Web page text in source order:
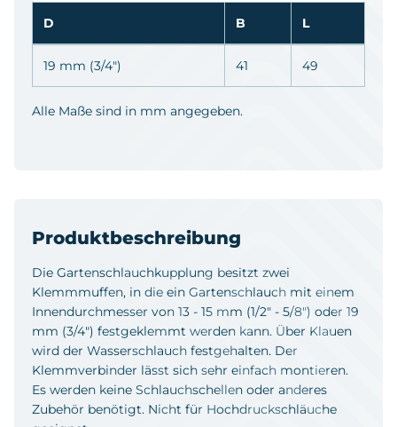
Produktbeschreibung
Die Gartenschlauchkupplung besitzt zwei
Klemmmuffen, in die ein Gartenschlauch mit einem
Innendurchmesser von 13 - 15 mm (1/2" - 5/8") oder 19
mm (3/4") festgeklemmt werden kann. Über Klauen
wird der Wasserschlauch festgehalten. Der
Klemmverbinder lässt sich sehr einfach montieren.
Es werden keine Schlauchschellen oder anderes
Zubehör benötigt. Nicht für Hochdruckschläuche
D B L
19 mm (3/4") 41 49
Alle Maße sind in mm angegeben.